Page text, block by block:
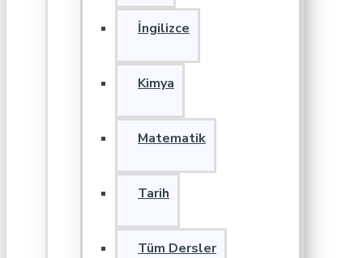
İngilizce
Kimya
Matematik
Tarih
Tüm Dersler